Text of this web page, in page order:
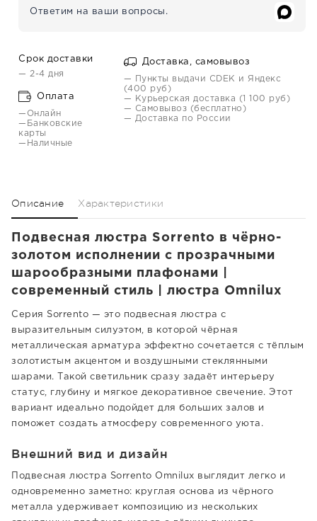
Ответим на ваши вопросы.
Срок доставки
— 2-4 дня
Оплата
—Онлайн
—Банковские
карты
—Наличные
Доставка, самовывоз
— Пункты выдачи CDEK и Яндекс
(400 руб)
— Курьерская доставка (1 100 руб)
— Самовывоз (бесплатно)
— Доставка по России
Описание Характеристики
Подвесная люстра Sorrento в чёрно-
золотом исполнении с прозрачными
шарообразными плафонами |
современный стиль | люстра Omnilux
Серия Sorrento — это подвесная люстра с
выразительным силуэтом, в которой чёрная
металлическая арматура эффектно сочетается с тёплым
золотистым акцентом и воздушными стеклянными
шарами. Такой светильник сразу задаёт интерьеру
статус, глубину и мягкое декоративное свечение. Этот
вариант идеально подойдет для больших залов и
поможет создать атмосферу современного уюта.
Внешний вид и дизайн
Подвесная люстра Sorrento Omnilux выглядит легко и
одновременно заметно: круглая основа из чёрного
металла удерживает композицию из нескольких